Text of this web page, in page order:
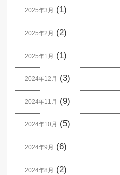
2025年3月 (1)
2025年2月 (2)
2025年1月 (1)
2024年12月 (3)
2024年11月 (9)
2024年10月 (5)
2024年9月 (6)
2024年8月 (2)